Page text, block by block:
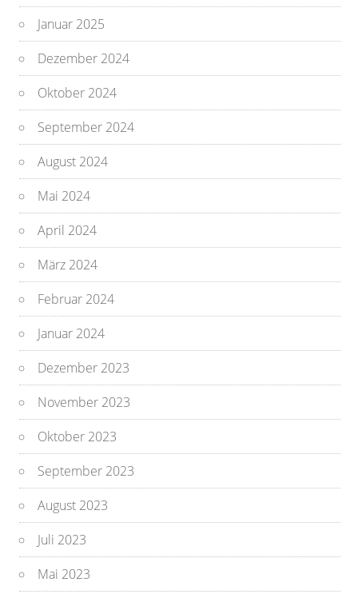
Januar 2025
Dezember 2024
Oktober 2024
September 2024
August 2024
Mai 2024
April 2024
März 2024
Februar 2024
Januar 2024
Dezember 2023
November 2023
Oktober 2023
September 2023
August 2023
Juli 2023
Mai 2023